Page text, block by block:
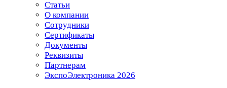
Статьи
О компании
Сотрудники
Сертификаты
Документы
Реквизиты
Партнерам
ЭкспоЭлектроника 2026